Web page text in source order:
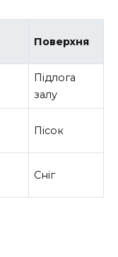
Поверхня
Підлога
залу
Пісок
Сніг